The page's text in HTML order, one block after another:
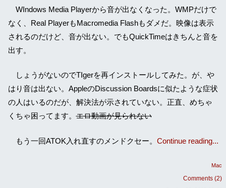
WIndows Media Playerから音が出なくなった。WMPだけで
なく、Real PlayerもMacromedia Flashもダメだ。映像は表示
されるのだけど、音が出ない。でもQuickTimeはきちんと音を
出す。
しょうがないのでTIgerを再インストールしてみた。が、や
はり音は出ない。AppleのDiscussion Boardsに似たような症状
の人はいるのだが、解決法が示されていない。正直、めちゃ
くちゃ困ってます。エロ動画が見られない
もう一回ATOK入れ直すのメンドクセー。 Continue reading...
Mac
Comments (2)